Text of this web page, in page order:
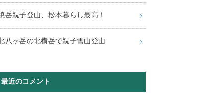
岳親子登山、松本暮らし最高！
八ヶ岳の北横岳で親子雪山登山
最近のコメント